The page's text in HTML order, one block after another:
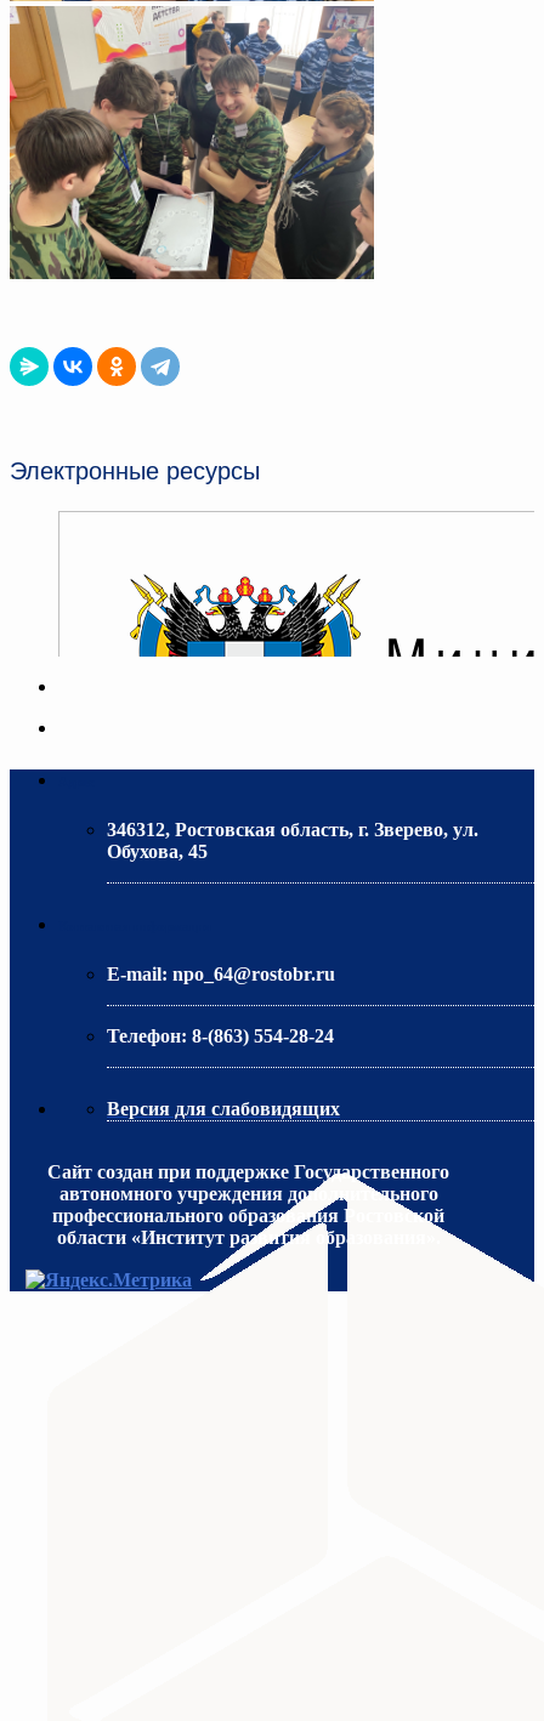
Электронные ресурсы
МИНИСТЕРСТВО ПРОСВЕЩЕНИЯ
346312, Ростовская область, г. Зверево, ул.
Обухова, 45
E-mail: npo_64@rostobr.ru
Телефон: 8-(863) 554-28-24
Версия для слабовидящих
Сайт создан при поддержке Государственного
автономного учреждения дополнительного
профессионального образования Ростовской
области «Институт развития образования».